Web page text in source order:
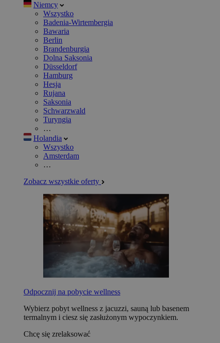
Niemcy
Wszystko
Badenia-Wirtembergia
Bawaria
Berlin
Brandenburgia
Dolna Saksonia
Düsseldorf
Hamburg
Hesja
Rujana
Saksonia
Schwarzwald
Turyngia
…
Holandia
Wszystko
Amsterdam
…
Zobacz wszystkie oferty
Odpocznij na pobycie wellness
Wybierz pobyt wellness z jacuzzi, sauną lub basenem
termalnym i ciesz się zasłużonym wypoczynkiem.
Chcę się zrelaksować